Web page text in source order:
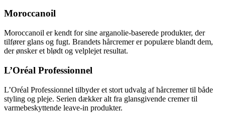
Moroccanoil
Moroccanoil er kendt for sine arganolie-baserede produkter, der
tilfører glans og fugt. Brandets hårcremer er populære blandt dem,
der ønsker et blødt og velplejet resultat.
L’Oréal Professionnel
L’Oréal Professionnel tilbyder et stort udvalg af hårcremer til både
styling og pleje. Serien dækker alt fra glansgivende cremer til
varmebeskyttende leave-in produkter.